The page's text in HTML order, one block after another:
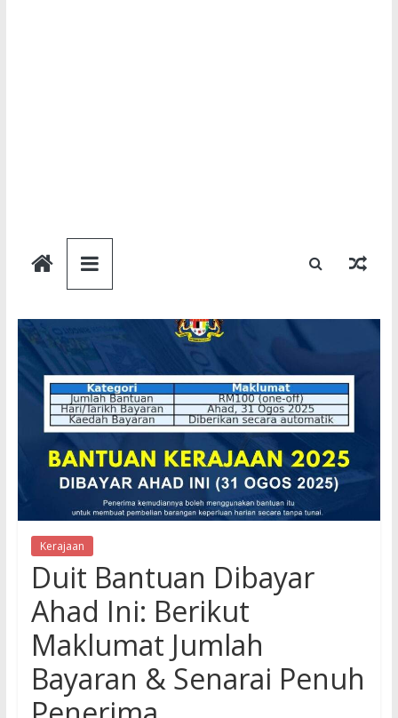
Semakan
Bantuan
Semakan
untuk
semua
Kerajaan
Duit Bantuan Dibayar
Ahad Ini: Berikut
Maklumat Jumlah
Bayaran & Senarai Penuh